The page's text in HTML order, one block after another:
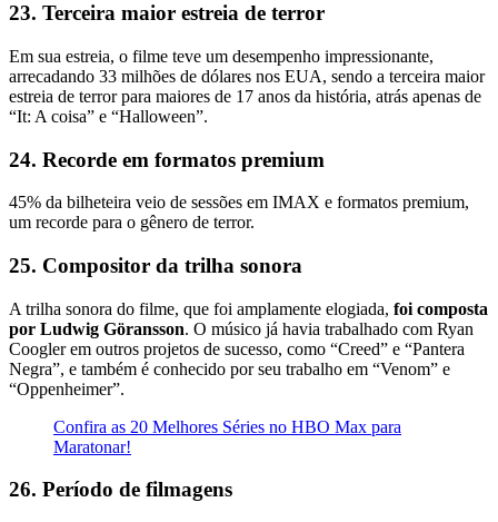
23. Terceira maior estreia de terror
Em sua estreia, o filme teve um desempenho impressionante,
arrecadando 33 milhões de dólares nos EUA, sendo a terceira maior
estreia de terror para maiores de 17 anos da história, atrás apenas de
“It: A coisa” e “Halloween”.
24. Recorde em formatos premium
45% da bilheteira veio de sessões em IMAX e formatos premium,
um recorde para o gênero de terror.
25. Compositor da trilha sonora
A trilha sonora do filme, que foi amplamente elogiada, foi composta
por Ludwig Göransson. O músico já havia trabalhado com Ryan
Coogler em outros projetos de sucesso, como “Creed” e “Pantera
Negra”, e também é conhecido por seu trabalho em “Venom” e
“Oppenheimer”.
Confira as 20 Melhores Séries no HBO Max para
Maratonar!
26. Período de filmagens